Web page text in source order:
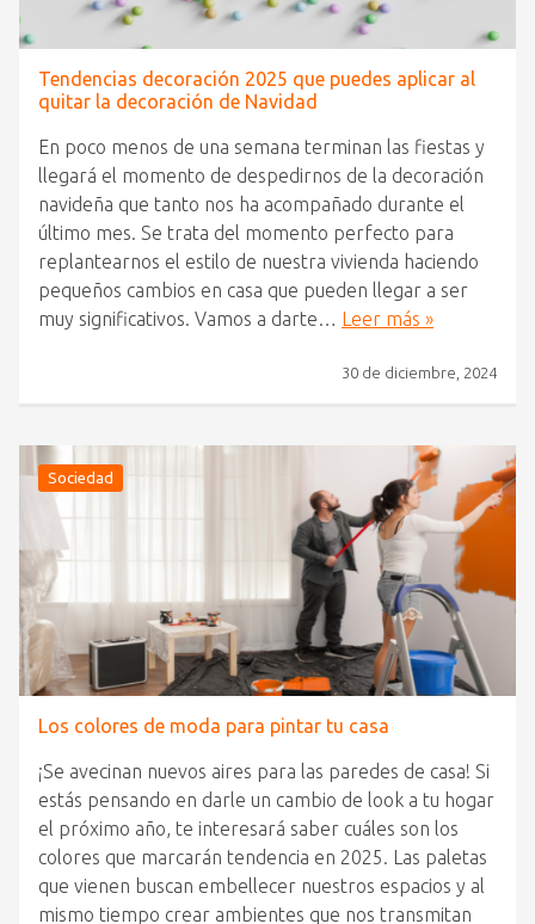
Tendencias decoración 2025 que puedes aplicar al
quitar la decoración de Navidad
En poco menos de una semana terminan las fiestas y
llegará el momento de despedirnos de la decoración
navideña que tanto nos ha acompañado durante el
último mes. Se trata del momento perfecto para
replantearnos el estilo de nuestra vivienda haciendo
pequeños cambios en casa que pueden llegar a ser
muy significativos. Vamos a darte… Leer más »
30 de diciembre, 2024
Sociedad
Los colores de moda para pintar tu casa
¡Se avecinan nuevos aires para las paredes de casa! Si
estás pensando en darle un cambio de look a tu hogar
el próximo año, te interesará saber cuáles son los
colores que marcarán tendencia en 2025. Las paletas
que vienen buscan embellecer nuestros espacios y al
mismo tiempo crear ambientes que nos transmitan